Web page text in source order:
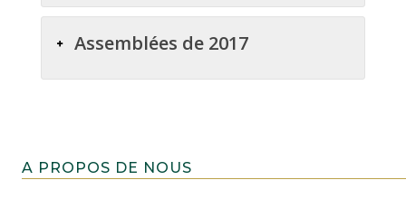
Assemblées de 2017
A PROPOS DE NOUS